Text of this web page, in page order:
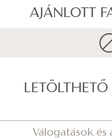
AJÁNLOTT
Válogatások és